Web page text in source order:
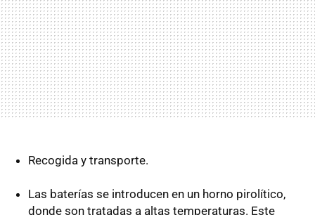
Recogida y transporte.
Las baterías se introducen en un horno pirolítico,
donde son tratadas a altas temperaturas. Este